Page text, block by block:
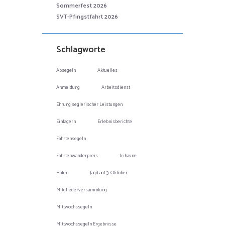
Sommerfest 2026
SVT-Pfingstfahrt 2026
Schlagworte
Absegeln Aktuelles
Anmeldung Arbeitsdienst
Ehrung seglerischer Leistungen
Einlagern Erlebnisberichte
Fahrtensegeln
Fahrtenwanderpreis frihavne
Hafen Jagd auf 3. Oktober
Mitgliederversammlung
Mittwochssegeln
Mittwochssegeln Ergebnisse